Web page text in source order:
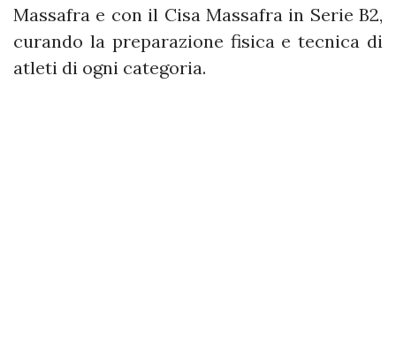
Massafra e con il Cisa Massafra in Serie B2,
curando la preparazione fisica e tecnica di
atleti di ogni categoria.